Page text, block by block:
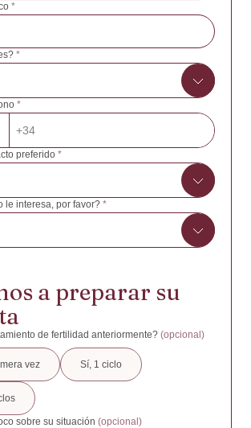
*
*
*
+34
preferido *
le interesa, por favor? *
óvulos propios + PGT
donados
óvulos
a preparar su
de fertilidad anteriormente? (opcional)
vez Sí, 1 ciclo
sobre su situación (opcional)